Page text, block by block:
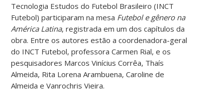
Tecnologia Estudos do Futebol Brasileiro (INCT
Futebol) participaram na mesa Futebol e gênero na
América Latina, registrada em um dos capítulos da
obra. Entre os autores estão a coordenadora-geral
do INCT Futebol, professora Carmen Rial, e os
pesquisadores Marcos Vinícius Corrêa, Thaís
Almeida, Rita Lorena Arambuena, Caroline de
Almeida e Vanrochris Vieira.